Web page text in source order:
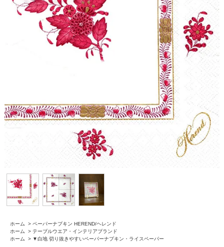
ホーム > ペーパーナプキン HEREND/ヘレンド
ホーム
> テーブルウエア・インテリアブランド
ホーム
> ▼白地 切り抜きやすいペーパーナプキン・ライスペーパー